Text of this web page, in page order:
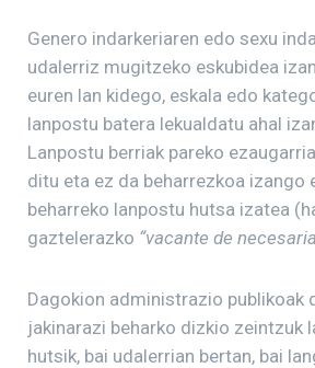
Genero indarkeriaren edo sexu
udalerriz mugitzeko eskubidea
euren lan kidego, eskala edo
lanpostu batera lekualdatu ahal
Lanpostu berriak pareko
ditu eta ez da beharrezkoa izango
beharreko lanpostu hutsa izatea
gaztelerazko “vacante de
Dagokion administrazio publikoak
jakinarazi beharko dizkio zeintzuk
hutsik, bai udalerrian bertan, bai